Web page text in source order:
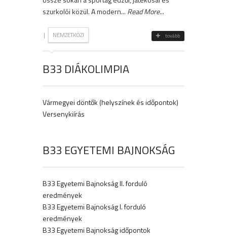
szurkolói közül. A modern... Read More...
| NEMZETKÖZI tovább
B33 DIÁKOLIMPIA
Vármegyei döntők (helyszínek és időpontok)
Versenykiírás
B33 EGYETEMI BAJNOKSÁG
B33 Egyetemi Bajnokság II. forduló
eredmények
B33 Egyetemi Bajnokság I. forduló
eredmények
B33 Egyetemi Bajnokság időpontok